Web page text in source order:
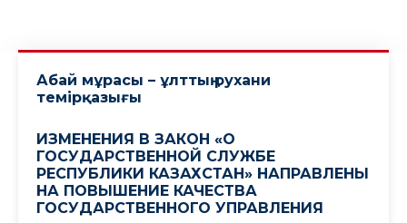
Абай мұрасы – ұлттың рухани
темірқазығы
ИЗМЕНЕНИЯ В ЗАКОН «О
ГОСУДАРСТВЕННОЙ СЛУЖБЕ
РЕСПУБЛИКИ КАЗАХСТАН» НАПРАВЛЕНЫ
НА ПОВЫШЕНИЕ КАЧЕСТВА
ГОСУДАРСТВЕННОГО УПРАВЛЕНИЯ